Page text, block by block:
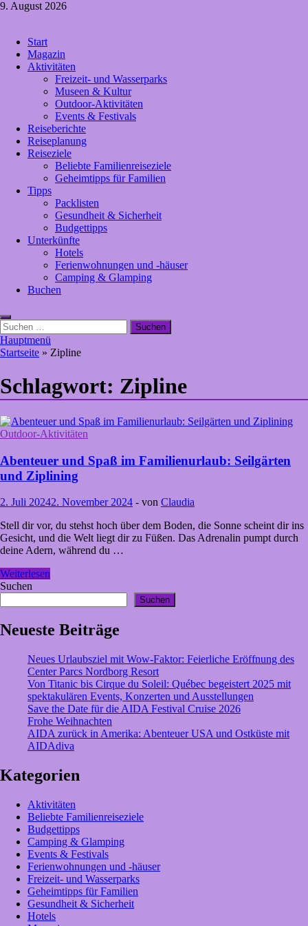
Zum
9. August 2026
Crazy4holiday
Urlaubsträume für Groß und Klein
Start
Magazin
Aktivitäten
Freizeit- und Wasserparks
Museen & Kultur
Outdoor-Aktivitäten
Events & Festivals
Reiseberichte
Reiseplanung
Reiseziele
Beliebte Familienreiseziele
Geheimtipps für Familien
Tipps
Packlisten
Gesundheit & Sicherheit
Budgettipps
Unterkünfte
Hotels
Ferienwohnungen und -häuser
Camping & Glamping
Buchen
Suchen
nach:
Hauptmenü
Startseite » Zipline
Schlagwort: Zipline
Outdoor-Aktivitäten
Abenteuer und Spaß im Familienurlaub: Seilgärten
und Ziplining
2. Juli 20242. November 2024 - von Claudia
Stell dir vor, du stehst hoch über dem Boden, die Sonne scheint dir ins
Gesicht, und die Welt liegt dir zu Füßen. Das Adrenalin pumpt durch
deine Adern, während du …
Abenteuer
und
im
Familienurlaub:
Seilgärten
Ziplining
Weiterlesen
Suchen
Suchen
Neueste Beiträge
Neues Urlaubsziel mit Wow-Faktor: Feierliche Eröffnung des
Center Parcs Nordborg Resort
Von Titanic bis Cirque du Soleil: Québec begeistert 2025 mit
spektakulären Events, Konzerten und Ausstellungen
Save the Date für die AIDA Festival Cruise 2026
Frohe Weihnachten
AIDA zurück in Amerika: Abenteuer USA und Ostküste mit
AIDAdiva
Kategorien
Aktivitäten
Beliebte Familienreiseziele
Budgettipps
Camping & Glamping
Events & Festivals
Ferienwohnungen und -häuser
Freizeit- und Wasserparks
Geheimtipps für Familien
Gesundheit & Sicherheit
Hotels